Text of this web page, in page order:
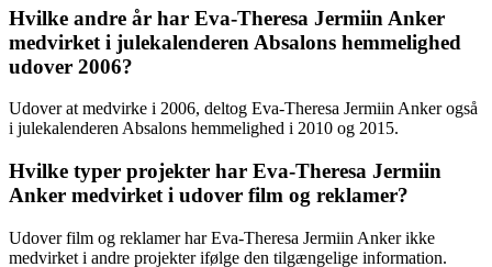
Hvilke andre år har Eva-Theresa Jermiin Anker
medvirket i julekalenderen Absalons hemmelighed
udover 2006?
Udover at medvirke i 2006, deltog Eva-Theresa Jermiin Anker også
i julekalenderen Absalons hemmelighed i 2010 og 2015.
Hvilke typer projekter har Eva-Theresa Jermiin
Anker medvirket i udover film og reklamer?
Udover film og reklamer har Eva-Theresa Jermiin Anker ikke
medvirket i andre projekter ifølge den tilgængelige information.